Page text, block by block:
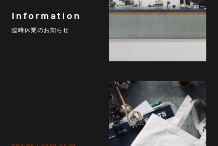
Information
臨時休業のお知らせ